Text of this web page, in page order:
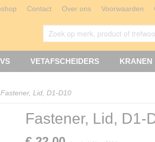
Contact Over ons Voorwaarden
VETAFSCHEIDERS KRANEN
Fastener, Lid, D1-D10
Fastener, Lid, D1-